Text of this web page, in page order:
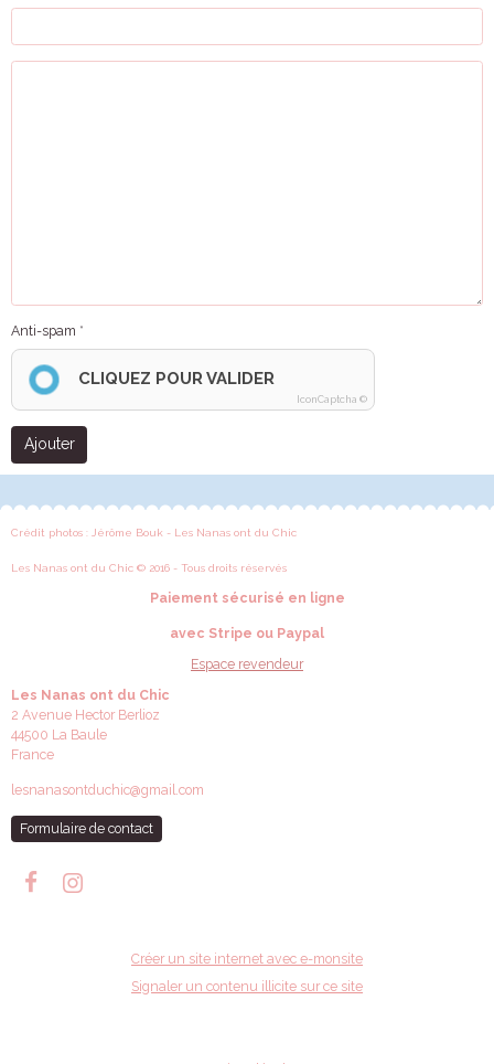
Anti-spam
CLIQUEZ POUR VALIDER
IconCaptcha ©
Ajouter
Crédit photos : Jérôme Bouk - Les Nanas ont du Chic
Les Nanas ont du Chic © 2016 - Tous droits réservés
Paiement sécurisé en ligne
avec Stripe ou Paypal
Espace revendeur
Les Nanas ont du Chic
2 Avenue Hector Berlioz
44500 La Baule
France
lesnanasontduchic@gmail.com
Formulaire de contact
Créer un site internet avec e-monsite
Signaler un contenu illicite sur ce site